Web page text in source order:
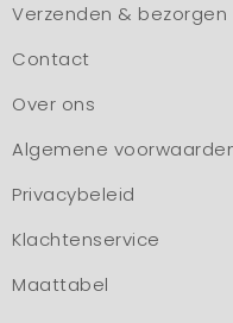
Verzenden & bezorgen
Contact
Over ons
Algemene
Privacybeleid
Klachtenservice
Maattabel